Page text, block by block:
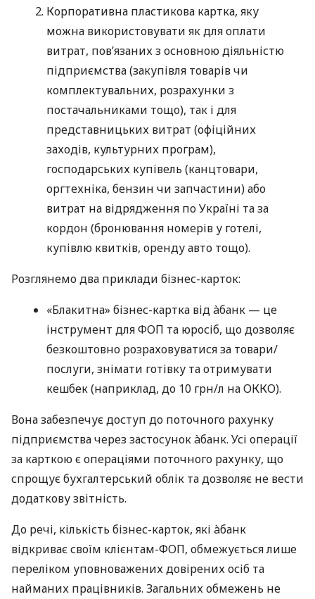
Корпоративна пластикова картка, яку
можна використовувати як для оплати
витрат, пов’язаних з основною діяльністю
підприємства (закупівля товарів чи
комплектувальних, розрахунки з
постачальниками тощо), так і для
представницьких витрат (офіційних
заходів, культурних програм),
господарських купівель (канцтовари,
оргтехніка, бензин чи запчастини) або
витрат на відрядження по Україні та за
кордон (бронювання номерів у готелі,
купівлю квитків, оренду авто тощо).
Розглянемо два приклади бізнес-карток:
«Блакитна» бізнес-картка від àбанк — це
інструмент для ФОП та юросіб, що дозволяє
безкоштовно розраховуватися за товари/
послуги, знімати готівку та отримувати
кешбек (наприклад, до 10 грн/л на ОККО).
Вона забезпечує доступ до поточного рахунку
підприємства через застосунок àбанк. Усі операції
за карткою є операціями поточного рахунку, що
спрощує бухгалтерський облік та дозволяє не вести
додаткову звітність.
До речі, кількість бізнес-карток, які àбанк
відкриває своїм клієнтам-ФОП, обмежується лише
переліком уповноважених довірених осіб та
найманих працівників. Загальних обмежень не